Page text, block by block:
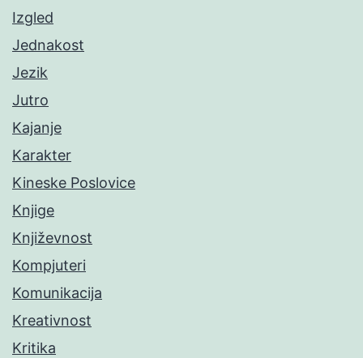
Izgled
Jednakost
Jezik
Jutro
Kajanje
Karakter
Kineske Poslovice
Knjige
Književnost
Kompjuteri
Komunikacija
Kreativnost
Kritika